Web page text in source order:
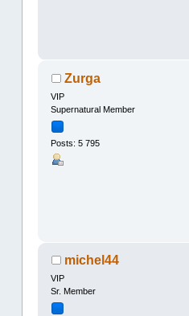
Zurga
VIP
Supernatural Member
Posts: 5 795
michel44
VIP
Sr. Member